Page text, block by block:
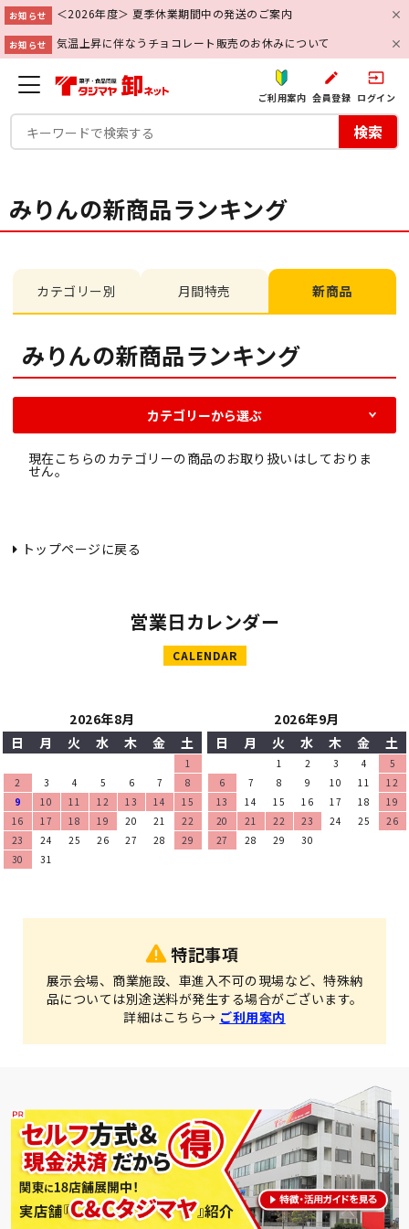
お知らせ ＜2026年度＞ 夏季休業期間中の発送のご案内
お知らせ 気温上昇に伴なうチョコレート販売のお休みについて
ご利用案内
create
会員登録
input
ログイン
検索
みりんの新商品ランキング
カテゴリー別 月間特売 新商品
みりんの新商品ランキング
カテゴリーから選ぶ
現在こちらのカテゴリーの商品のお取り扱いはしておりま
せん。
トップページに戻る
営業日カレンダー
CALENDAR
2026年8月
日
月 火 水 木 金 土
1
2
3 4 5 6 7
8
9
10 11 12 13 14
15
16
17 18 19 20 21
22
23
24 25 26 27 28
29
30
31
2026年9月
日
月 火 水 木 金 土
1 2 3 4
5
6
7 8 9 10 11
12
13
14 15 16 17 18
19
20
21 22 23 24 25
26
27
28 29 30
特記事項
展示会場、商業施設、車進入不可の現場など、特殊納
品については別途送料が発生する場合がございます。
詳細はこちら→ ご利用案内